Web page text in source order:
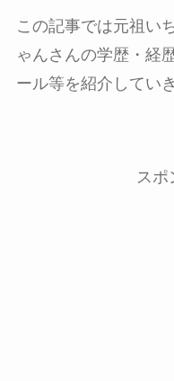
この記事では元祖い
ゃんさんの学歴・経
ール等を紹介してい
スポ